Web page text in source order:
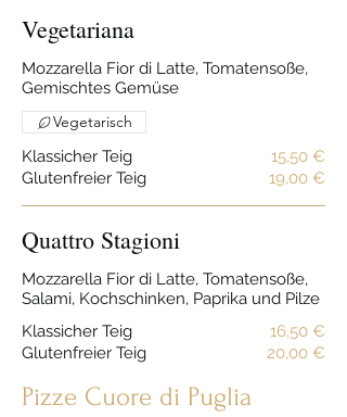
Vegetariana
Mozzarella Fior di Latte, Tomatensoße,
Gemischtes Gemüse
Klassicher Teig
15,50 €
Glutenfreier Teig
19,00 €
Vegetarisch
Quattro Stagioni
Mozzarella Fior di Latte, Tomatensoße,
Salami, Kochschinken, Paprika und Pilze
Klassicher Teig
16,50 €
Glutenfreier Teig
20,00 €
Pizze Cuore di Puglia